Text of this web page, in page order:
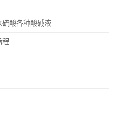
酸各种酸碱液
程